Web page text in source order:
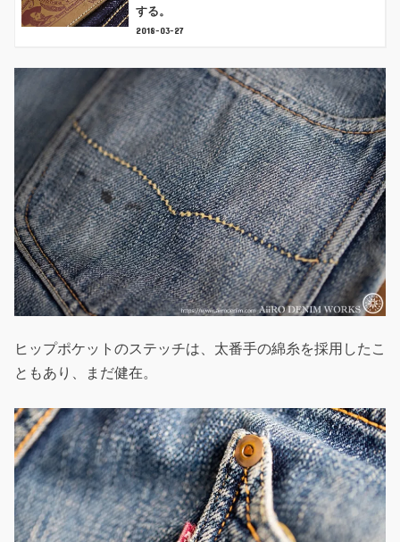
する。
2018-03-27
ヒップポケットのステッチは、太番手の綿糸を採用したこ
ともあり、まだ健在。